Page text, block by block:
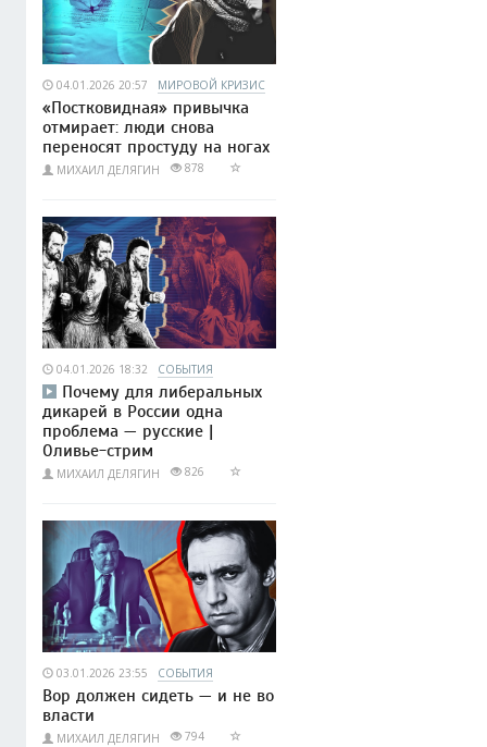
04.01.2026 20:57 МИРОВОЙ КРИЗИС
«Постковидная» привычка
отмирает: люди снова
переносят простуду на ногах
МИХАИЛ ДЕЛЯГИН 878
04.01.2026 18:32 СОБЫТИЯ
Почему для либеральных
дикарей в России одна
проблема — русские |
Оливье-стрим
МИХАИЛ ДЕЛЯГИН 826
03.01.2026 23:55 СОБЫТИЯ
Вор должен сидеть — и не во
власти
МИХАИЛ ДЕЛЯГИН 794